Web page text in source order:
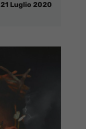
21 Luglio 2020